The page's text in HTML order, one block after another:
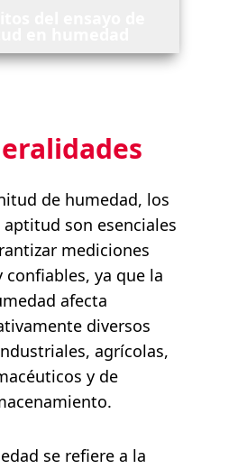
de humedad, los
aptitud son esenciales
mediciones
confiables, ya que la
afecta
diversos
agrícolas,
y de
se refiere a la